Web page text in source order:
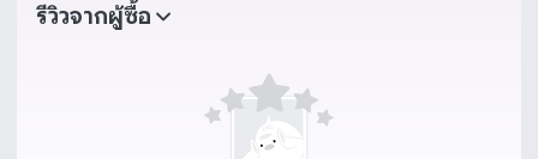
รีวิวจากผู้ซื้อ